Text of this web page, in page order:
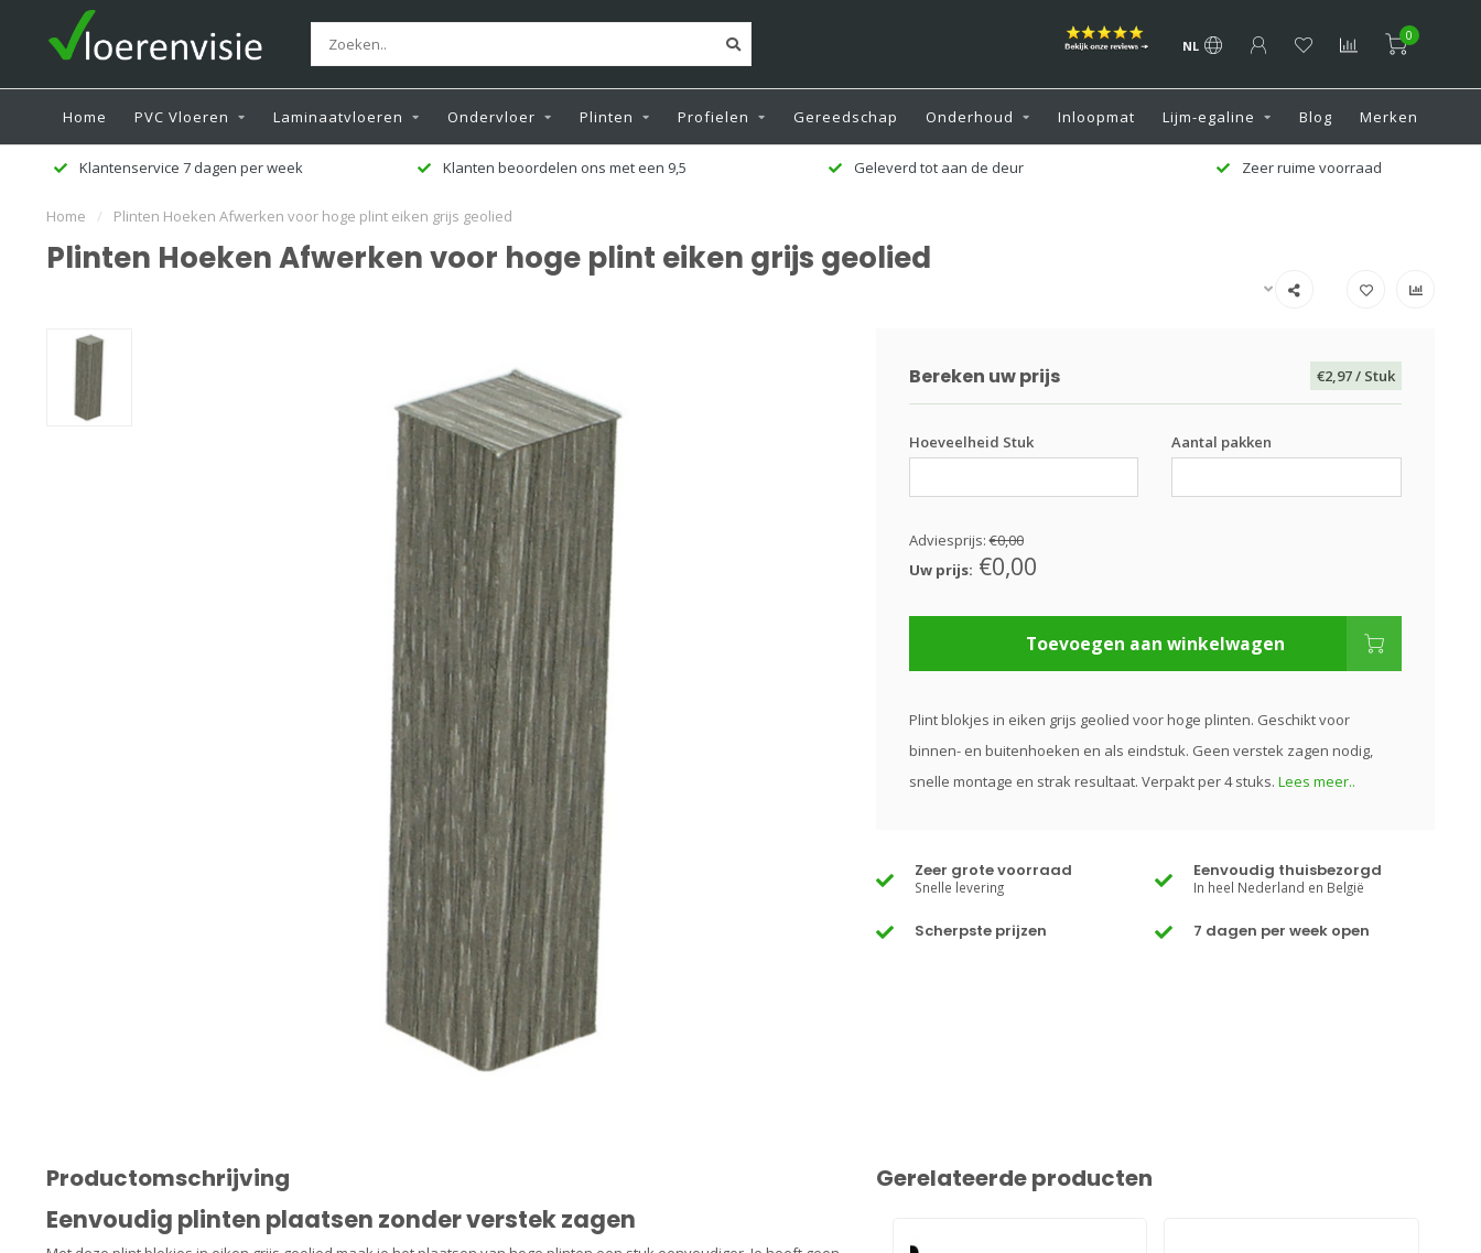
NL
0
Home PVC Vloeren Laminaatvloeren Ondervloer Plinten Profielen Gereedschap Onderhoud Inloopmat Lijm-egaline Blog Merken
Klantenservice 7 dagen per week Klanten beoordelen ons met een 9,5 Geleverd tot aan de deur Zeer ruime voorraad
Home / Plinten Hoeken Afwerken voor hoge plint eiken grijs geolied
Plinten Hoeken Afwerken voor hoge plint eiken grijs geolied
Bereken uw prijs €2,97/ Stuk
Hoeveelheid Stuk Aantal pakken
Adviesprijs:€0,00
Uw prijs: €0,00
Toevoegen aan winkelwagen
Plint blokjes in eiken grijs geolied voor hoge plinten. Geschikt voor
binnen- en buitenhoeken en als eindstuk. Geen verstek zagen nodig,
snelle montage en strak resultaat. Verpakt per 4 stuks. Lees meer..
Zeer grote voorraad
Snelle levering
Eenvoudig thuisbezorgd
In heel Nederland en België
Scherpste prijzen 7 dagen per week open
Productomschrijving
Eenvoudig plinten plaatsen zonder verstek zagen
Gerelateerde producten